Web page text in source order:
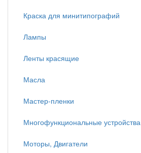
Краска для минитипографий
Лампы
Ленты красящие
Масла
Мастер-пленки
Многофункциональные устройства
Моторы, Двигатели